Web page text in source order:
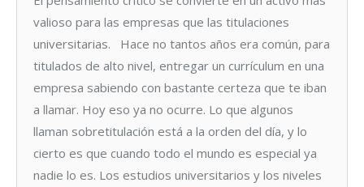
valioso para las empresas que las titulaciones
universitarias. Hace no tantos años era común, para
titulados de alto nivel, entregar un currículum en una
empresa sabiendo con bastante certeza que te iban
a llamar. Hoy eso ya no ocurre. Lo que algunos
llaman sobretitulación está a la orden del día, y lo
cierto es que cuando todo el mundo es especial ya
nadie lo es. Los estudios universitarios y los niveles